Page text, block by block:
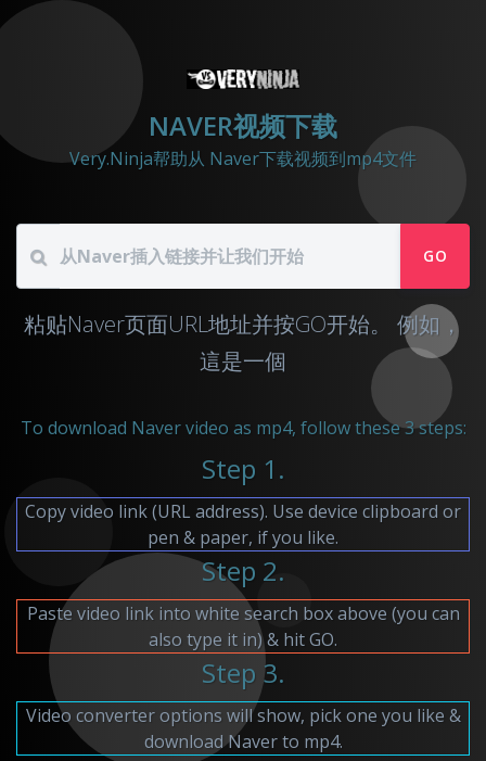
NAVER视频下载
Very.Ninja帮助从 Naver下载视频到mp4文件
GO
粘贴Naver页面URL地址并按GO开始。 例如，
這是一個
To download Naver video as mp4, follow these 3 steps:
Step 1.
Copy video link (URL address). Use device clipboard or
pen & paper, if you like.
Step 2.
Paste video link into white search box above (you can
also type it in) & hit GO.
Step 3.
Video converter options will show, pick one you like &
download Naver to mp4.